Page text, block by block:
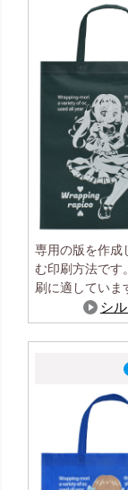
専用の版を作成
む印刷方法です
刷に適していま
シ